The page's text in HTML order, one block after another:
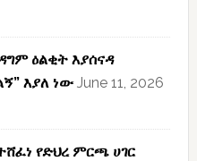
ዕልቂት እያሰናዳ
እያለ ነው June 11, 2026
የድህረ ምርጫ ሀገር